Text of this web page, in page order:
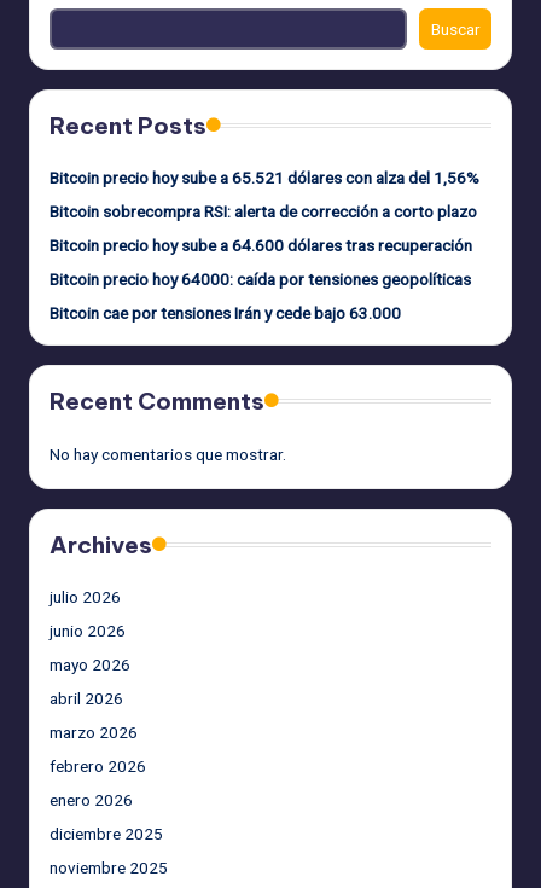
Buscar
Recent Posts
Bitcoin precio hoy sube a 65.521 dólares con alza del 1,56%
Bitcoin sobrecompra RSI: alerta de corrección a corto plazo
Bitcoin precio hoy sube a 64.600 dólares tras recuperación
Bitcoin precio hoy 64000: caída por tensiones geopolíticas
Bitcoin cae por tensiones Irán y cede bajo 63.000
Recent Comments
No hay comentarios que mostrar.
Archives
julio 2026
junio 2026
mayo 2026
abril 2026
marzo 2026
febrero 2026
enero 2026
diciembre 2025
noviembre 2025